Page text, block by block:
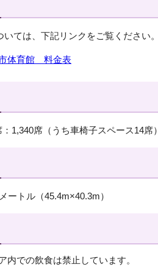
いては、下記リンクをご覧ください。
体育館 料金表
1,340席（うち車椅子スペース14席）
ートル（45.4m×40.3m）
内での飲食は禁止しています。